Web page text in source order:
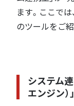
ます。ここで
のツールをご
システム
エンジン）」